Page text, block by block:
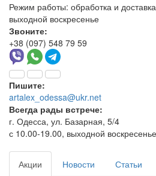
Режим работы: обработка и
выходной воскресенье
Звоните:
+38 (097) 548 79 59
Пишите:
artalex_odessa@ukr.net
Всегда рады встрече:
г. Одесса, ул. Базарная, 5/4
с 10.00-19.00, выходной воскресенье
Акции Новости
Статьи